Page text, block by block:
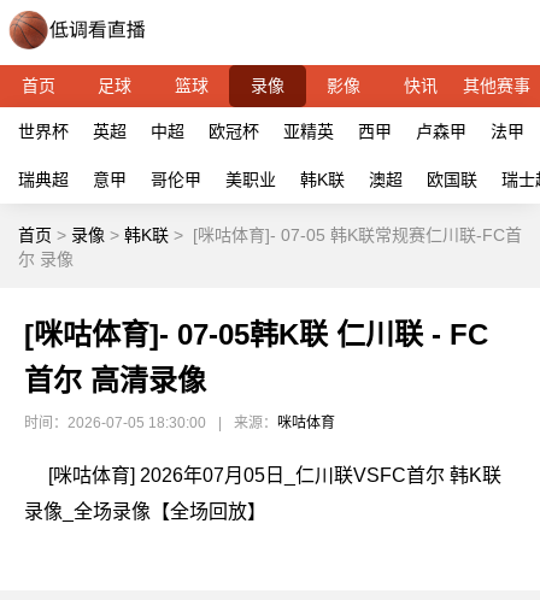
首页 足球 篮球 录像 影像 快讯 其他赛事
世界杯 英超 中超 欧冠杯 亚精英 西甲 卢森甲 法甲
瑞典超 意甲 哥伦甲 美职业 韩K联 澳超 欧国联 瑞士
首页 > 录像 > 韩K联 > [咪咕体育]- 07-05 韩K联常规赛仁川联-FC首
尔 录像
[咪咕体育]- 07-05韩K联 仁川联 - FC
首尔 高清录像
时间：2026-07-05 18:30:00 来源： 咪咕体育
[咪咕体育] 2026年07月05日_仁川联VSFC首尔 韩K联
录像_全场录像【全场回放】